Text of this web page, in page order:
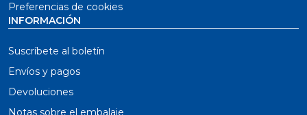
Preferencias de cookies
INFORMACIÓN
Suscríbete al boletín
Envíos y pagos
Devoluciones
Notas sobre el embalaje